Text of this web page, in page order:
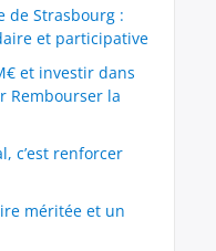
de Strasbourg :
et participative
et investir dans
Rembourser la
c’est renforcer
méritée et un